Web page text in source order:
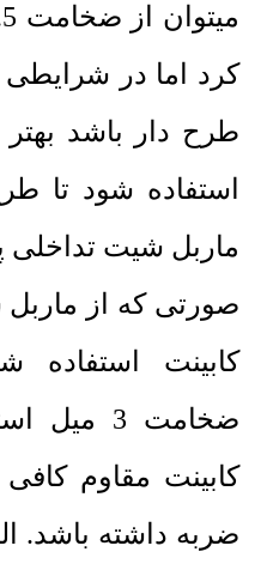
کرد اما در
استفاده شود تا
ماربل شیت تداخلی
صورتی که از
کابینت استفاده
ضخامت 3
کابینت مقاوم
ضربه داشته باشد.